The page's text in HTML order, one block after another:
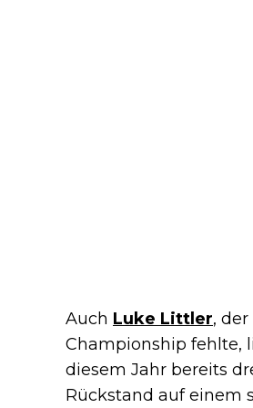
Auch Luke Littler,
Championship fehlte,
diesem Jahr bereits
Rückstand auf einem